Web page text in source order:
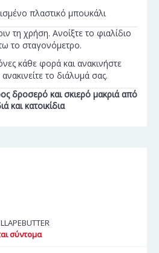
πλαστικό μπουκάλι
τη χρήση. Ανοίξτε το φιαλίδιο
το σταγονόμετρο.
κάθε φορά και ανακινήστε
το διάλυμά σας.
δροσερό και σκιερό μακριά από
και κατοικίδια
σύντομα